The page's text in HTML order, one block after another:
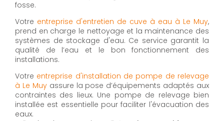
fosse.
Votre entreprise d'entretien de cuve à eau à Le Muy,
prend en charge le nettoyage et la maintenance des
systèmes de stockage d'eau. Ce service garantit la
qualité de l’eau et le bon fonctionnement des
installations.
Votre entreprise d'installation de pompe de relevage
à Le Muyassure la pose d’équipements adaptés aux
contraintes des lieux. Une pompe de relevage bien
installée est essentielle pour faciliter l'évacuation des
eaux.